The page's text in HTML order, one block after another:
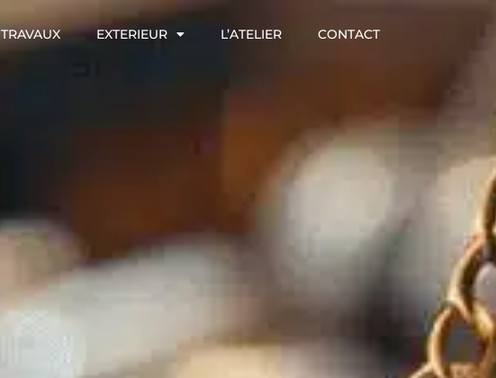
TRAVAUX EXTERIEUR L’ATELIER CONTACT